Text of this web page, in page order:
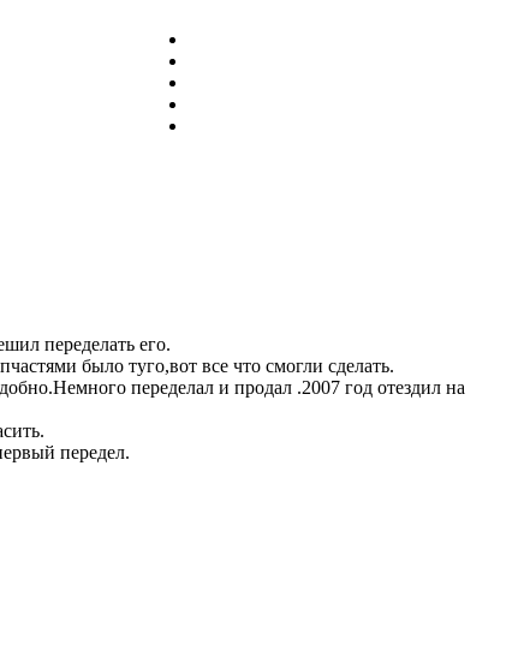
переделать его.
было туго,вот все что смогли сделать.
переделал и продал .2007 год отездил на
передел.